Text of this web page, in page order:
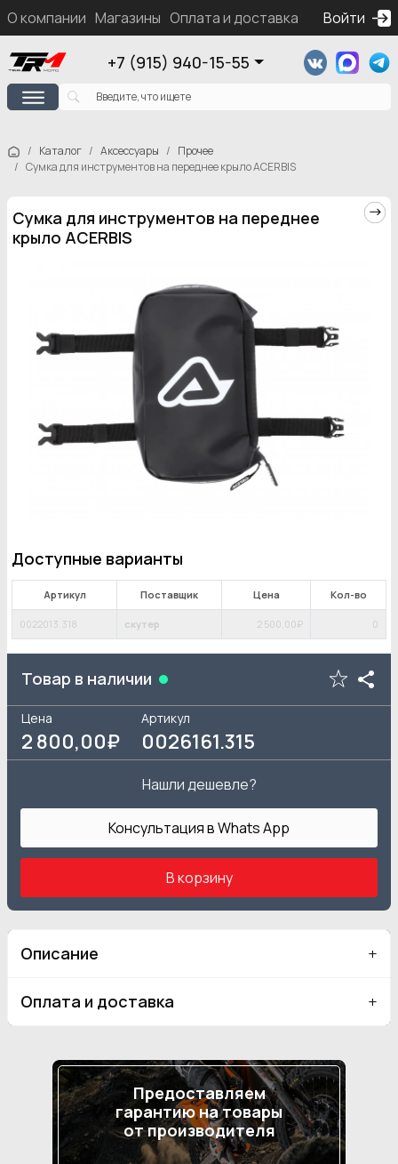
О компании Магазины Оплата и доставка Контакты
Войти
+7 (915) 940-15-55
Каталог Аксессуары
Прочее
Сумка для инструментов на переднее крыло ACERBIS
Сумка для инструментов на переднее
крыло ACERBIS
Доступные варианты
Артикул Поставщик Цена Кол-во
0022013.318 скутер 2 500 ,00₽ 0
Товар в наличии
Цена
2 800,00₽
Артикул
0026161.315
Нашли дешевле?
Консультация в Whats App
В корзину
Описание
Оплата и доставка
Предоставляем
гарантию на товары
от производителя